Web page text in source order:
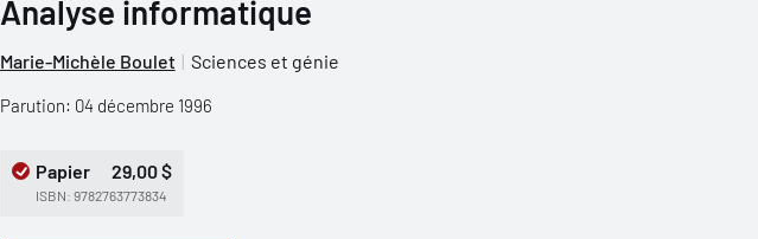
Analyse informatique
Marie-Michèle Boulet Sciences et génie
Parution: 04 décembre 1996
Papier 29,00 $
ISBN: 9782763773834